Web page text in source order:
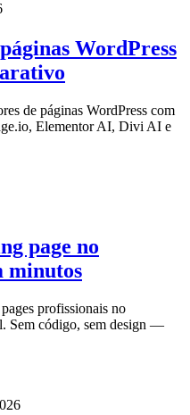
WordPress
de páginas WordPress com
Elementor AI, Divi AI e
page no
minutos
profissionais no
Sem código, sem design —